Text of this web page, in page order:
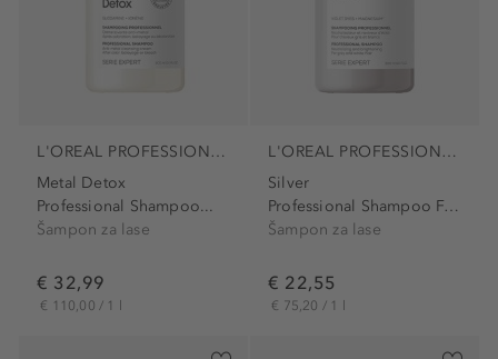
L'OREAL PROFESSIONNEL PARIS
Metal Detox
Professional Shampoo...
Šampon za lase
€ 32,99
€ 110,00 / 1 l
L'OREAL PROFESSIONNEL PARIS
Silver
Professional Shampoo For...
Šampon za lase
€ 22,55
€ 75,20 / 1 l